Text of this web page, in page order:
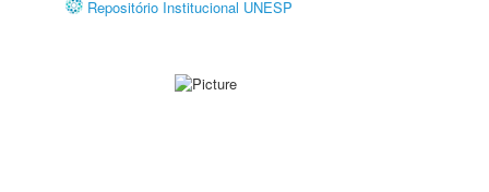
Repositório Institucional UNESP